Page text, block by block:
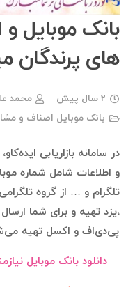
بانک موبایل و
های پرندگان
2 سال پیش
محمد
بانک موبایل اصناف و
در سامانه بازاریابی
و اطلاعات شامل شماره
تلگرام و … از گروه
،یزد تهیه و برای شما
پی‌دی‌اف و اکسل تهیه
دانلود بانک موبایل